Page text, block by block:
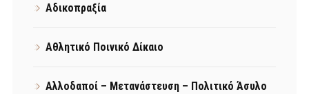
Αδικοπραξία
Αθλητικό Ποινικό Δίκαιο
Αλλοδαποί – Μετανάστευση – Πολιτικό Άσυλο